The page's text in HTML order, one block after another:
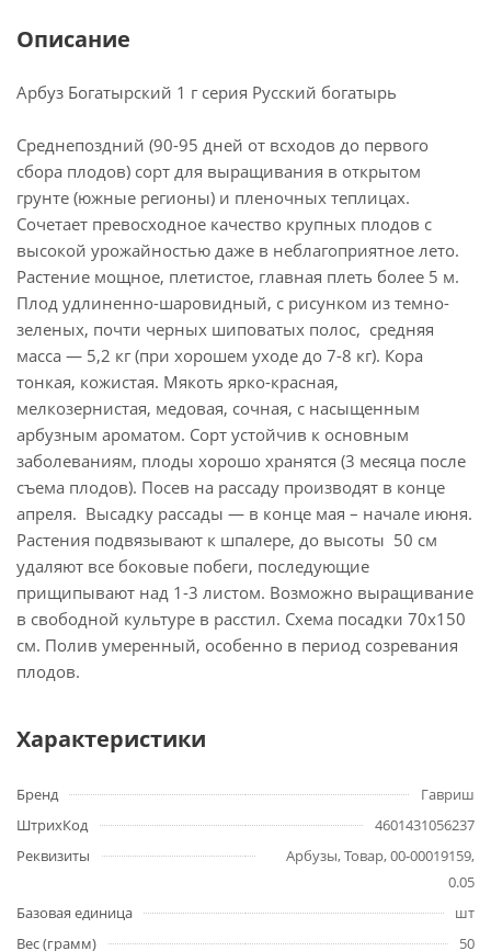
Описание
Арбуз Богатырский 1 г серия Русский богатырь
Среднепоздний (90-95 дней от всходов до первого
сбора плодов) сорт для выращивания в открытом
грунте (южные регионы) и пленочных теплицах.
Сочетает превосходное качество крупных плодов с
высокой урожайностью даже в неблагоприятное лето.
Растение мощное, плетистое, главная плеть более 5 м.
Плод удлиненно-шаровидный, с рисунком из темно-
зеленых, почти черных шиповатых полос, средняя
масса — 5,2 кг (при хорошем уходе до 7-8 кг). Кора
тонкая, кожистая. Мякоть ярко-красная,
мелкозернистая, медовая, сочная, с насыщенным
арбузным ароматом. Сорт устойчив к основным
заболеваниям, плоды хорошо хранятся (3 месяца после
съема плодов). Посев на рассаду производят в конце
апреля. Высадку рассады — в конце мая – начале июня.
Растения подвязывают к шпалере, до высоты 50 см
удаляют все боковые побеги, последующие
прищипывают над 1-3 листом. Возможно выращивание
в свободной культуре в расстил. Схема посадки 70х150
см. Полив умеренный, особенно в период созревания
плодов.
Характеристики
Бренд
Гавриш
ШтрихКод
4601431056237
Реквизиты
Арбузы, Товар, 00-00019159,
0.05
Базовая единица
шт
Вес (грамм)
50